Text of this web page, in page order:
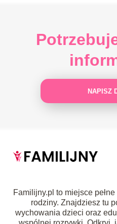
NAPISZ
Familijny.pl to miejsce
rodziny. Znajdziesz tu
wychowania dzieci oraz